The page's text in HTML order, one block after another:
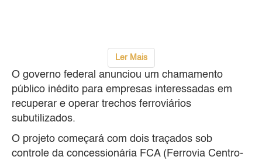
Ler Mais
O governo federal anunciou um chamamento
público inédito para empresas interessadas em
recuperar e operar trechos ferroviários
subutilizados.
O projeto começará com dois traçados sob
controle da concessionária FCA (Ferrovia Centro-